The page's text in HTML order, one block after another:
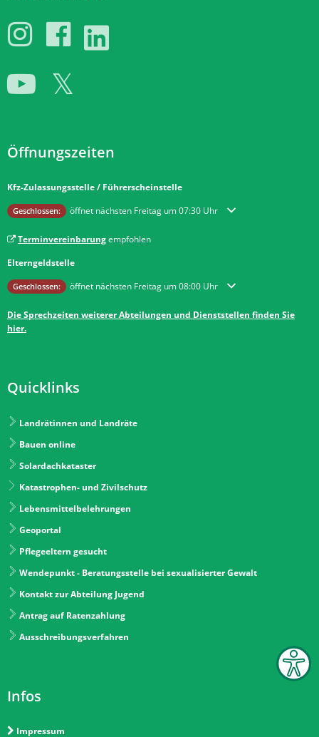
Öffnungszeiten
Kfz-Zulassungsstelle / Führerscheinstelle
Klicken, um weitere Öffnungs- oder Schließzeiten auszublenden
Geschlossen: öffnet nächsten Freitag um 07:30 Uhr
Terminvereinbarungempfohlen
Elterngeldstelle
Klicken, um weitere Öffnungs- oder Schließzeiten auszublenden
Geschlossen: öffnet nächsten Freitag um 08:00 Uhr
Die Sprechzeiten weiterer Abteilungen und Dienststellen finden Sie
hier.
Quicklinks
Landrätinnen und Landräte
Bauen online
Solardachkataster
Katastrophen- und Zivilschutz
Lebensmittelbelehrungen
Geoportal
Pflegeeltern gesucht
Wendepunkt - Beratungsstelle bei sexualisierter Gewalt
Kontakt zur Abteilung Jugend
Antrag auf Ratenzahlung
Ausschreibungsverfahren
Infos
Impressum